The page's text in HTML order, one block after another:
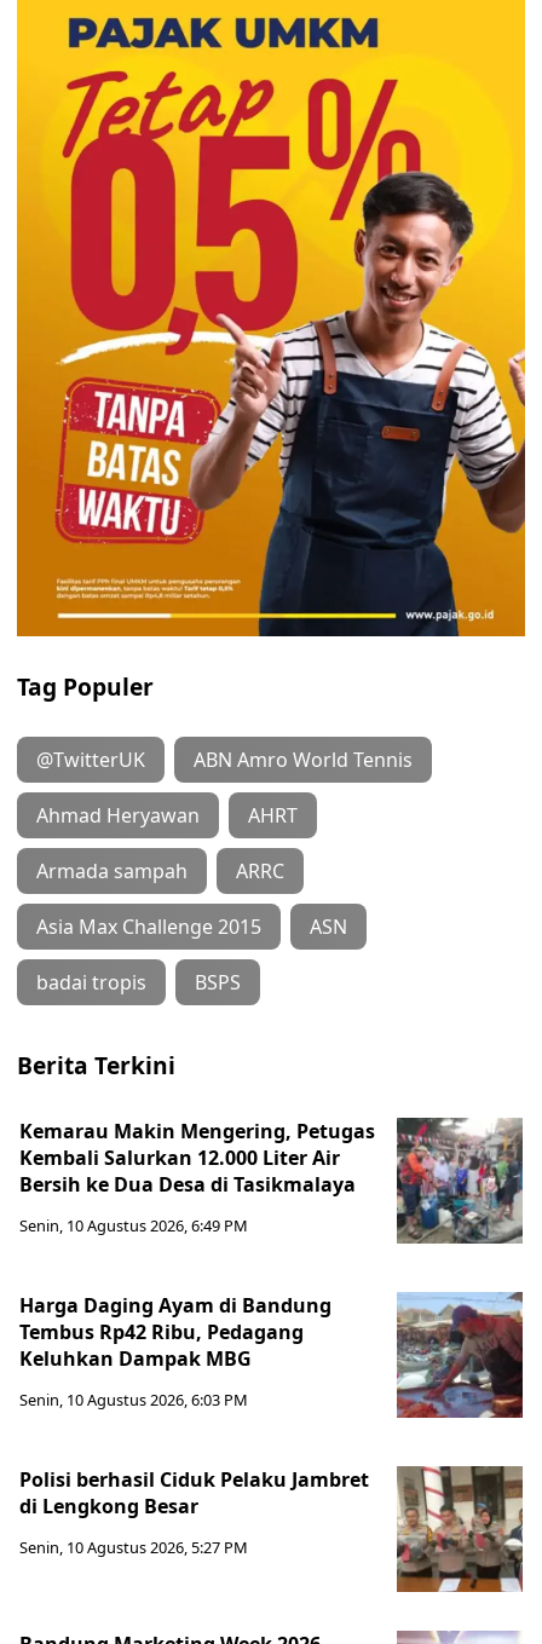
Tag Populer
@TwitterUK ABN Amro World Tennis
Ahmad Heryawan AHRT
Armada sampah ARRC
Asia Max Challenge 2015 ASN
badai tropis BSPS
Berita Terkini
Kemarau Makin Mengering, Petugas
Kembali Salurkan 12.000 Liter Air
Bersih ke Dua Desa di Tasikmalaya
Senin, 10 Agustus 2026, 6:49 PM
Harga Daging Ayam di Bandung
Tembus Rp42 Ribu, Pedagang
Keluhkan Dampak MBG
Senin, 10 Agustus 2026, 6:03 PM
Polisi berhasil Ciduk Pelaku Jambret
di Lengkong Besar
Senin, 10 Agustus 2026, 5:27 PM